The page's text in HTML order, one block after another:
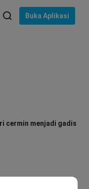
Buka Aplikasi
cermin menjadi gadis